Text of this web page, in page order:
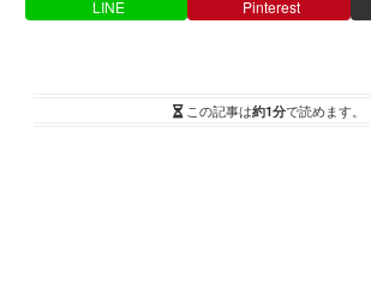
LINE Pinterest
この記事は約1分で読めます。